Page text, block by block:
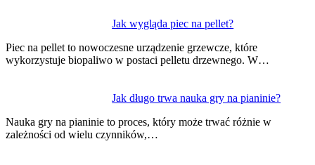
Jak wygląda piec na pellet?
Piec na pellet to nowoczesne urządzenie grzewcze, które
wykorzystuje biopaliwo w postaci pelletu drzewnego. W…
Jak długo trwa nauka gry na pianinie?
Nauka gry na pianinie to proces, który może trwać różnie w
zależności od wielu czynników,…